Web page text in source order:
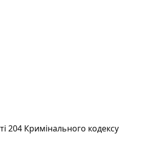
204 Кримінального кодексу